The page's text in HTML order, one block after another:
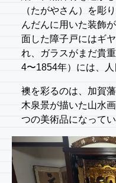
（たがやさん）を彫
んだんに用いた装飾
面した障子戸にはギ
れ、ガラスがまだ貴
4〜1854年）には、人
襖を彩るのは、加賀
木泉景が描いた山水
つの美術品になってい